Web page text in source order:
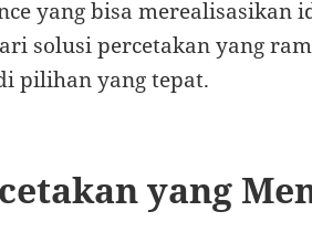
yang bisa merealisasikan
solusi percetakan yang
pilihan yang tepat.
yang